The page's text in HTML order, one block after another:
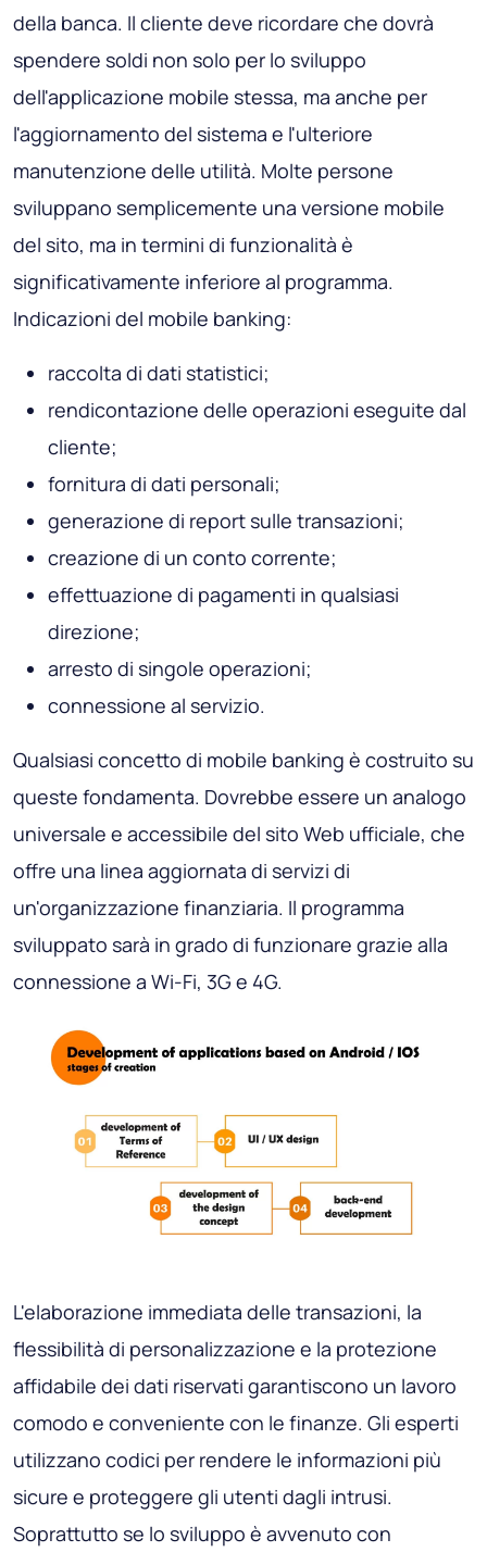
della banca. Il cliente deve ricordare che dovrà
spendere soldi non solo per lo sviluppo
dell'applicazione mobile stessa, ma anche per
l'aggiornamento del sistema e l'ulteriore
manutenzione delle utilità. Molte persone
sviluppano semplicemente una versione mobile
del sito, ma in termini di funzionalità è
significativamente inferiore al programma.
Indicazioni del mobile banking:
raccolta di dati statistici;
rendicontazione delle operazioni eseguite dal
cliente;
fornitura di dati personali;
generazione di report sulle transazioni;
creazione di un conto corrente;
effettuazione di pagamenti in qualsiasi
direzione;
arresto di singole operazioni;
connessione al servizio.
Qualsiasi concetto di mobile banking è costruito su
queste fondamenta. Dovrebbe essere un analogo
universale e accessibile del sito Web ufficiale, che
offre una linea aggiornata di servizi di
un'organizzazione finanziaria. Il programma
sviluppato sarà in grado di funzionare grazie alla
connessione a Wi-Fi, 3G e 4G.
L'elaborazione immediata delle transazioni, la
flessibilità di personalizzazione e la protezione
affidabile dei dati riservati garantiscono un lavoro
comodo e conveniente con le finanze. Gli esperti
utilizzano codici per rendere le informazioni più
sicure e proteggere gli utenti dagli intrusi.
Soprattutto se lo sviluppo è avvenuto con